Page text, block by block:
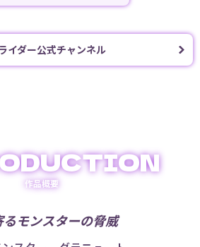
イダー公式チャンネル
作品概要
モンスターの脅威